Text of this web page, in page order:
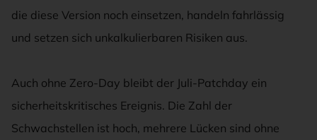
die diese Version noch einsetzen, handeln fahrlässig
und setzen sich unkalkulierbaren Risiken aus.
Auch ohne Zero-Day bleibt der Juli-Patchday ein
sicherheitskritisches Ereignis. Die Zahl der
Schwachstellen ist hoch, mehrere Lücken sind ohne